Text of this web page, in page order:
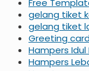
Free
gelang tiket
gelang tiket
Greeting
Hampers Idul
Hampers